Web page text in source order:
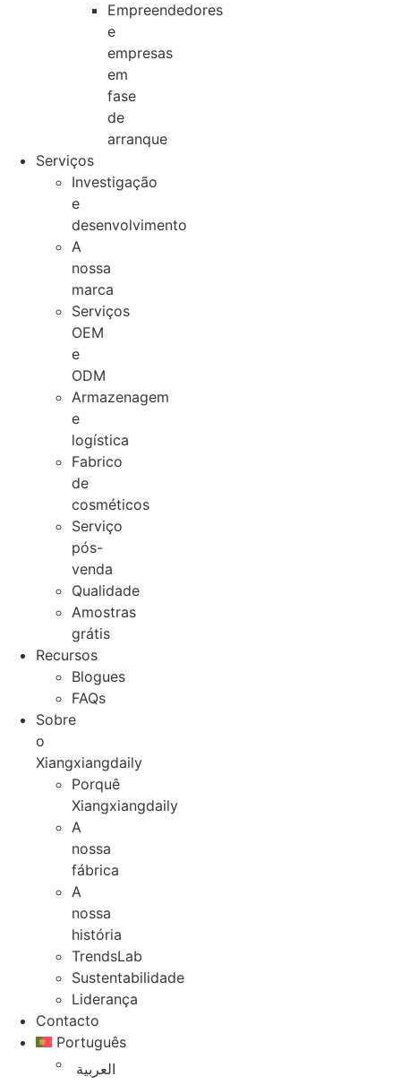
Empreendedores
e
empresas
em
fase
de
arranque
Serviços
Investigação
e
desenvolvimento
A
nossa
marca
Serviços
OEM
e
ODM
Armazenagem
e
logística
Fabrico
de
cosméticos
Serviço
pós-
venda
Qualidade
Amostras
grátis
Recursos
Blogues
FAQs
Sobre
o
Xiangxiangdaily
Porquê
Xiangxiangdaily
A
nossa
fábrica
A
nossa
história
TrendsLab
Sustentabilidade
Liderança
Contacto
Português
العربية